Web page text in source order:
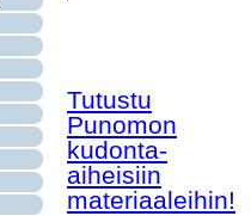
Tutustu
Punomon
kudonta-
aiheisiin
materiaaleihin!